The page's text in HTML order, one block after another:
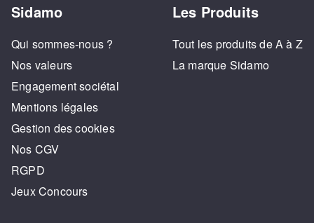
Sidamo
Qui sommes-nous ?
Nos valeurs
Engagement sociétal
Mentions légales
Gestion des cookies
Nos CGV
RGPD
Jeux Concours
Les Produits
Tout les produits de A à Z
La marque Sidamo